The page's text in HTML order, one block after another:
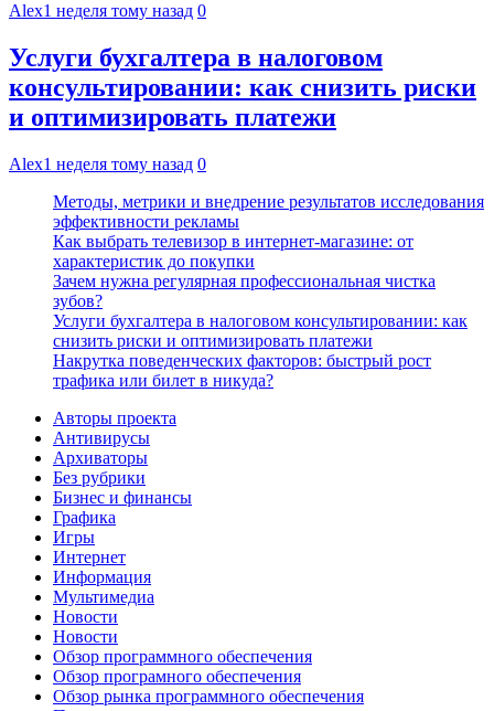
Alex1 неделя тому назад 0
Услуги бухгалтера в налоговом
консультировании: как снизить риски
и оптимизировать платежи
Alex1 неделя тому назад 0
Методы, метрики и внедрение результатов исследования
эффективности рекламы
Как выбрать телевизор в интернет-магазине: от
характеристик до покупки
Зачем нужна регулярная профессиональная чистка
зубов?
Услуги бухгалтера в налоговом консультировании: как
снизить риски и оптимизировать платежи
Накрутка поведенческих факторов: быстрый рост
трафика или билет в никуда?
Авторы проекта
Антивирусы
Архиваторы
Без рубрики
Бизнес и финансы
Графика
Игры
Интернет
Информация
Мультимедиа
Новости
Новости
Обзор программного обеспечения
Обзор програмного обеспечения
Обзор рынка программного обеспечения